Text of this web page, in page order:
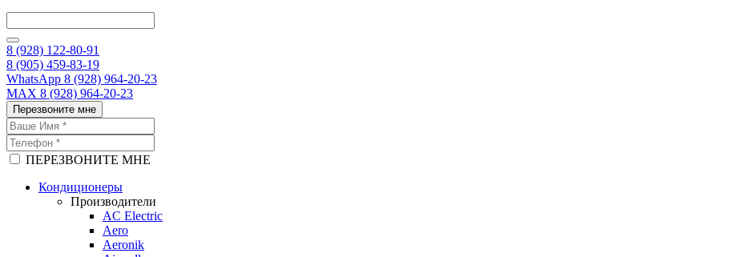
8 (928) 122-80-91
8 (905) 459-83-19
WhatsApp 8 (928) 964-20-23
MAX 8 (928) 964-20-23
Перезвоните мне
ПЕРЕЗВОНИТЕ МНЕ
Кондиционеры
Производители
AC Electric
Aero
Aeronik